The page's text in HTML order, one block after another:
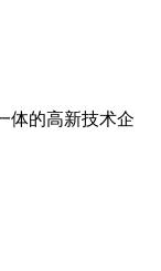
体的高新技术企